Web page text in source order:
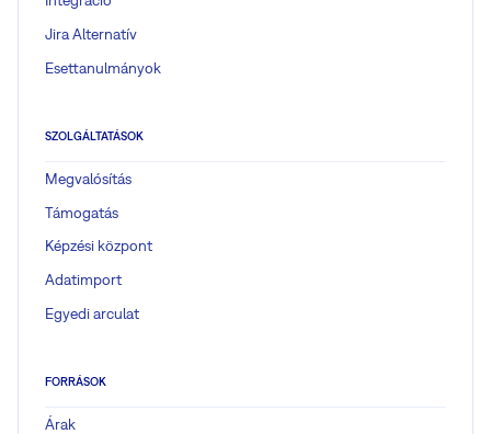
Jira Alternatív
Esettanulmányok
SZOLGÁLTATÁSOK
Megvalósítás
Támogatás
Képzési központ
Adatimport
Egyedi arculat
FORRÁSOK
Árak